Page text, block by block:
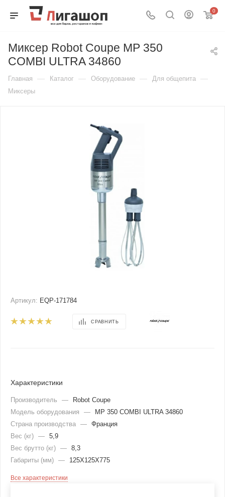
0
Миксер Robot Coupe MP 350
COMBI ULTRA 34860
Главная — Каталог — Оборудование — Для общепита —
Миксеры
Артикул: EQP-171784
СРАВНИТЬ
Характеристики
Производитель —
Robot Coupe
Модель оборудования
—
MP 350 COMBI ULTRA 34860
Страна производства — Франция
Вес (кг) — 5,9
Вес брутто (кг) — 8,3
Габариты (мм) — 125Х125Х775
Все характеристики